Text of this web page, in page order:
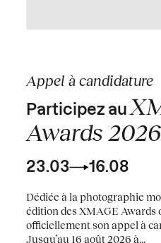
Appel à candidature
Participez au
Awards 2026
23.03 16.08
Dédiée à la photographie
édition des XMAGE Awards
officiellement son appel à
Jusqu’au 16 août 2026 à...